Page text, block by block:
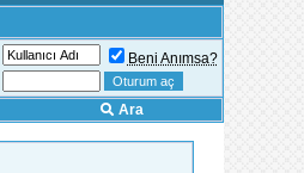
Beni Anımsa?
Ara